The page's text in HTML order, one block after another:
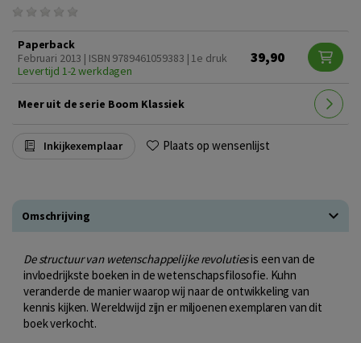
Paperback
Februari 2013 | ISBN 9789461059383 | 1e druk
Levertijd 1-2 werkdagen
39,90
Meer uit de serie Boom Klassiek
Inkijkexemplaar Plaats op wensenlijst
Omschrijving
De structuur van wetenschappelijke revolutiesis een van de
invloedrijkste boeken in de wetenschapsfilosofie. Kuhn
veranderde de manier waarop wij naar de ontwikkeling van
kennis kijken. Wereldwijd zijn er miljoenen exemplaren van dit
boek verkocht.